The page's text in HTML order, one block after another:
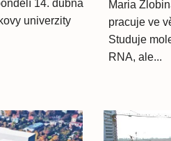
14. dubna
univerzity
Maria
pracuje ve
Studuje
RNA, ale...